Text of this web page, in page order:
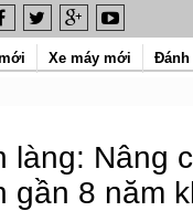
Xe máy mới Đánh
làng: Nâng
gần 8 năm